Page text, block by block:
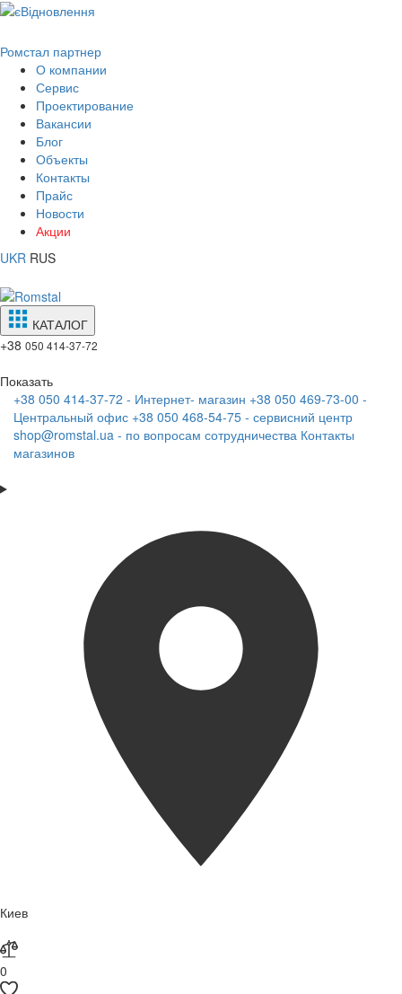
Ромстал партнер
О компании
Сервис
Проектирование
Вакансии
Блог
Объекты
Контакты
Прайс
Новости
Акции
UKR RUS
КАТАЛОГ
+38 050 414-37-72
Показать
+38 050 414-37-72 - Интернет- магазин +38 050 469-73-00 -
Центральный офис +38 050 468-54-75 - сервисний центр
shop@romstal.ua - по вопросам сотрудничества Контакты
магазинов
Киев
0